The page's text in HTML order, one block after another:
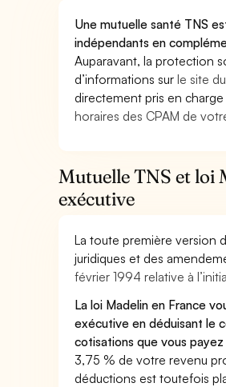
Une mutuelle santé TNS
indépendants en
Auparavant, la protection
d’informations surle site
directement pris en charge
horaires des CPAM de
Mutuelle TNS et loi
exécutive
La toute première version
juridiques et des
février 1994 relative à
La loi Madelin en France
exécutive en déduisant le
cotisations que vous
3,75 % de votre revenu
déductions est toutefois